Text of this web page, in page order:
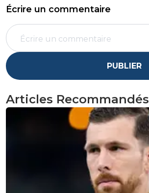
Écrire un commentaire
PUBLIER
Articles Recommandés